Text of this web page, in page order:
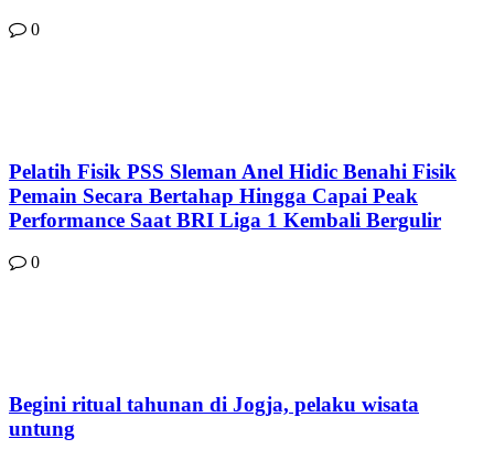
0
Pelatih Fisik PSS Sleman Anel Hidic Benahi Fisik
Pemain Secara Bertahap Hingga Capai Peak
Performance Saat BRI Liga 1 Kembali Bergulir
0
Begini ritual tahunan di Jogja, pelaku wisata
untung